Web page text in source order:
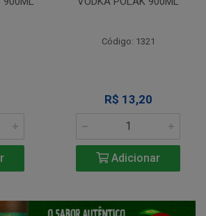
Código: 1321
R$ 13,20
Adicionar